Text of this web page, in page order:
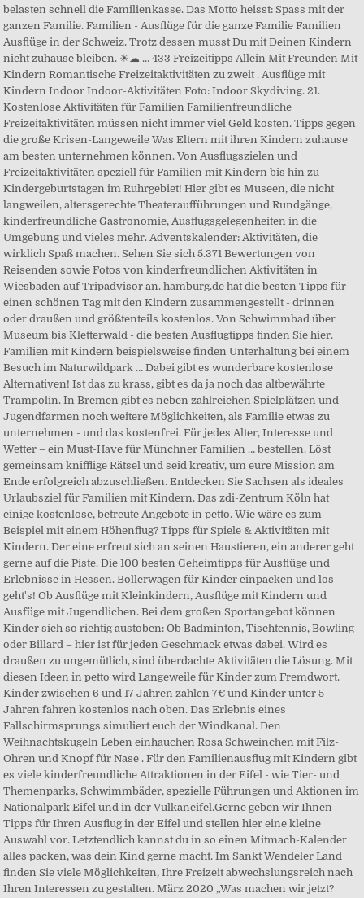
belasten schnell die Familienkasse. Das Motto heisst: Spass mit der
ganzen Familie. Familien - Ausflüge für die ganze Familie Familien
Ausflüge in der Schweiz. Trotz dessen musst Du mit Deinen Kindern
nicht zuhause bleiben. ☀☁ … 433 Freizeitipps Allein Mit Freunden Mit
Kindern Romantische Freizeitaktivitäten zu zweit . Ausflüge mit
Kindern Indoor Indoor-Aktivitäten Foto: Indoor Skydiving. 21.
Kostenlose Aktivitäten für Familien Familienfreundliche
Freizeitaktivitäten müssen nicht immer viel Geld kosten. Tipps gegen
die große Krisen-Langeweile Was Eltern mit ihren Kindern zuhause
am besten unternehmen können. Von Ausflugszielen und
Freizeitaktivitäten speziell für Familien mit Kindern bis hin zu
Kindergeburtstagen im Ruhrgebiet! Hier gibt es Museen, die nicht
langweilen, altersgerechte Theater­aufführungen und Rundgänge,
kinderfreundliche Gastronomie, Ausflugsgelegenheiten in die
Umgebung und vieles mehr. Adventskalender: Aktivitäten, die
wirklich Spaß machen. Sehen Sie sich 5.371 Bewertungen von
Reisenden sowie Fotos von kinderfreundlichen Aktivitäten in
Wiesbaden auf Tripadvisor an. hamburg.de hat die besten Tipps für
einen schönen Tag mit den Kindern zusammengestellt - drinnen
oder draußen und größtenteils kostenlos. Von Schwimmbad über
Museum bis Kletterwald - die besten Ausflugtipps finden Sie hier.
Familien mit Kindern beispielsweise finden Unterhaltung bei einem
Besuch im Naturwildpark … Dabei gibt es wunderbare kostenlose
Alternativen! Ist das zu krass, gibt es da ja noch das altbewährte
Trampolin. In Bremen gibt es neben zahlreichen Spielplätzen und
Jugendfarmen noch weitere Möglichkeiten, als Familie etwas zu
unternehmen - und das kostenfrei. Für jedes Alter, Interesse und
Wetter – ein Must-Have für Münchner Familien … bestellen. Löst
gemeinsam knifflige Rätsel und seid kreativ, um eure Mission am
Ende erfolgreich abzuschließen. Entdecken Sie Sachsen als ideales
Urlaubsziel für Familien mit Kindern. Das zdi-Zentrum Köln hat
einige kostenlose, betreute Angebote in petto. Wie wäre es zum
Beispiel mit einem Höhenflug? Tipps für Spiele & Aktivitäten mit
Kindern. Der eine erfreut sich an seinen Haustieren, ein anderer geht
gerne auf die Piste. Die 100 besten Geheimtipps für Ausflüge und
Erlebnisse in Hessen. Bollerwagen für Kinder einpacken und los
geht's! Ob Ausflüge mit Kleinkindern, Ausflüge mit Kindern und
Ausfüge mit Jugendlichen. Bei dem großen Sportangebot können
Kinder sich so richtig austoben: Ob Badminton, Tischtennis, Bowling
oder Billard – hier ist für jeden Geschmack etwas dabei. Wird es
draußen zu ungemütlich, sind überdachte Aktivitäten die Lösung. Mit
diesen Ideen in petto wird Langeweile für Kinder zum Fremdwort.
Kinder zwischen 6 und 17 Jahren zahlen 7€ und Kinder unter 5
Jahren fahren kostenlos nach oben. Das Erlebnis eines
Fallschirmsprungs simuliert euch der Windkanal. Den
Weihnachtskugeln Leben einhauchen Rosa Schweinchen mit Filz-
Ohren und Knopf für Nase . Für den Familienausflug mit Kindern gibt
es viele kinderfreundliche Attraktionen in der Eifel - wie Tier- und
Themenparks, Schwimmbäder, spezielle Führungen und Aktionen im
Nationalpark Eifel und in der Vulkaneifel.Gerne geben wir Ihnen
Tipps für Ihren Ausflug in der Eifel und stellen hier eine kleine
Auswahl vor. Letztendlich kannst du in so einen Mitmach-Kalender
alles packen, was dein Kind gerne macht. Im Sankt Wendeler Land
finden Sie viele Möglichkeiten, Ihre Freizeit abwechslungsreich nach
Ihren Interessen zu gestalten. März 2020 „Was machen wir jetzt?